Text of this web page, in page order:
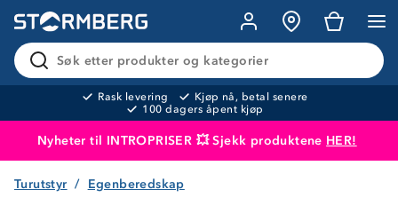
Søk etter produkter og kategorier
Rask levering
Kjøp nå, betal senere
100 dagers åpent kjøp
Nyheter til INTROPRISER 💥 Sjekk produktene HER!
Produktet er lagt i handlekurven
Turutstyr Egenberedskap